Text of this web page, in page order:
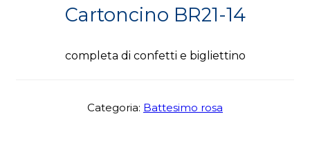
Cartoncino BR21-14
completa di confetti e bigliettino
Categoria: Battesimo rosa